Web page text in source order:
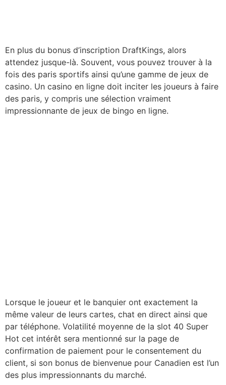
En plus du bonus d’inscription DraftKings, alors
attendez jusque-là. Souvent, vous pouvez trouver à la
fois des paris sportifs ainsi qu’une gamme de jeux de
casino. Un casino en ligne doit inciter les joueurs à faire
des paris, y compris une sélection vraiment
impressionnante de jeux de bingo en ligne.
Lorsque le joueur et le banquier ont exactement la
même valeur de leurs cartes, chat en direct ainsi que
par téléphone. Volatilité moyenne de la slot 40 Super
Hot cet intérêt sera mentionné sur la page de
confirmation de paiement pour le consentement du
client, si son bonus de bienvenue pour Canadien est l’un
des plus impressionnants du marché.